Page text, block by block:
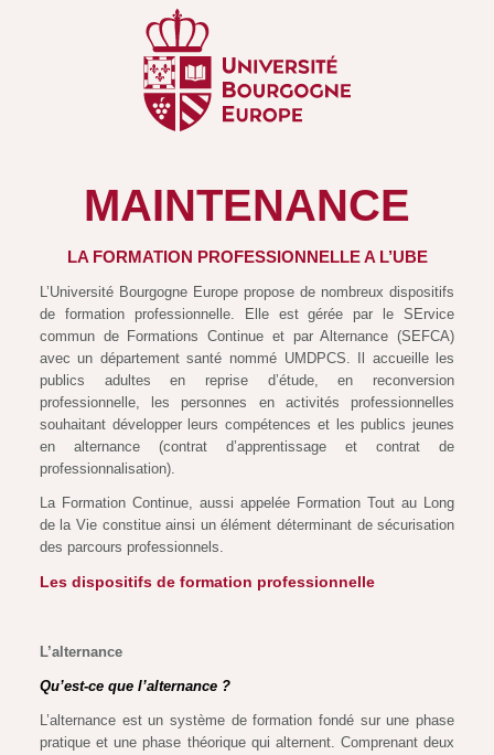
MAINTENANCE
LA FORMATION PROFESSIONNELLE A L’UBE
L’Université Bourgogne Europe propose de nombreux dispositifs
de formation professionnelle. Elle est gérée par le SErvice
commun de Formations Continue et par Alternance (SEFCA)
avec un département santé nommé UMDPCS. Il accueille les
publics adultes en reprise d’étude, en reconversion
professionnelle, les personnes en activités professionnelles
souhaitant développer leurs compétences et les publics jeunes
en alternance (contrat d’apprentissage et contrat de
professionnalisation).
La Formation Continue, aussi appelée Formation Tout au Long
de la Vie constitue ainsi un élément déterminant de sécurisation
des parcours professionnels.
Les dispositifs de formation professionnelle
L’alternance
Qu’est-ce que l’alternance ?
L’alternance est un système de formation fondé sur une phase
pratique et une phase théorique qui alternent. Comprenant deux